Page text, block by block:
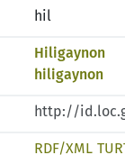
hil
Hiligaynon
hiligaynon
http://
RDF/XML